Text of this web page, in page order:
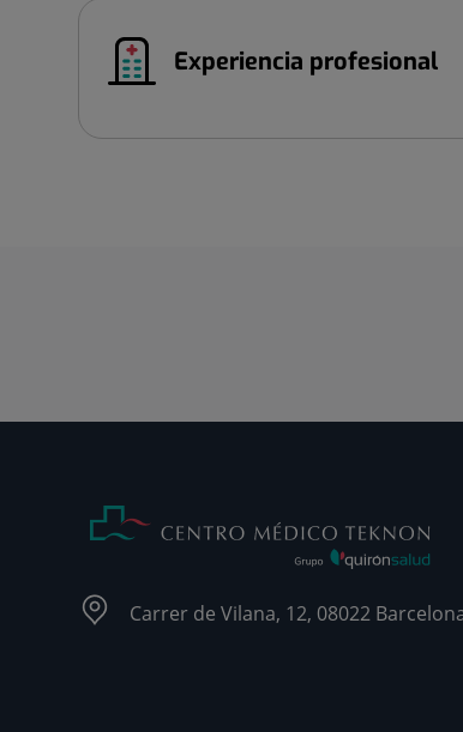
Experiencia profesional
Carrer de Vilana, 12, 08022